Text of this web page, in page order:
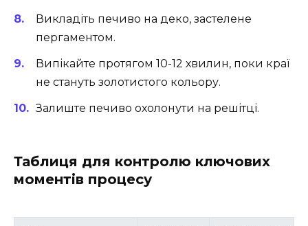
Викладіть печиво на деко, застелене
пергаментом.
Випікайте протягом 10-12 хвилин, поки краї
не стануть золотистого кольору.
Залиште печиво охолонути на решітці.
Таблиця для контролю ключових
моментів процесу